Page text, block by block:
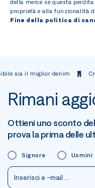
della merce se questa
proprietà e alla funzionalità
Fine della politica di
sia il miglior denim
Rimani
Ottieni uno sconto
prova la prima delle
Signore Uomini